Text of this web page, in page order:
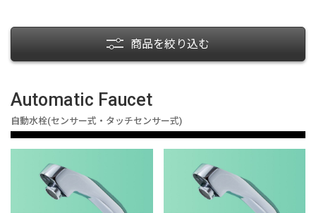
商品を絞り込む
Automatic Faucet
自動水栓(センサー式・タッチセンサー式)